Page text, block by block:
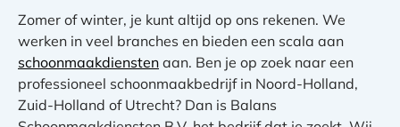
Zomer of winter, je kunt altijd op ons rekenen. We
werken in veel branches en bieden een scala aan
schoonmaakdiensten aan. Ben je op zoek naar een
professioneel schoonmaakbedrijf in Noord-Holland,
Zuid-Holland of Utrecht? Dan is Balans